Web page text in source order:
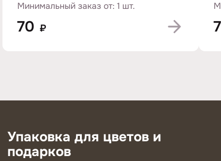
Минимальный заказ от: 1 шт.
70 ₽
Упаковка для цветов и
подарков